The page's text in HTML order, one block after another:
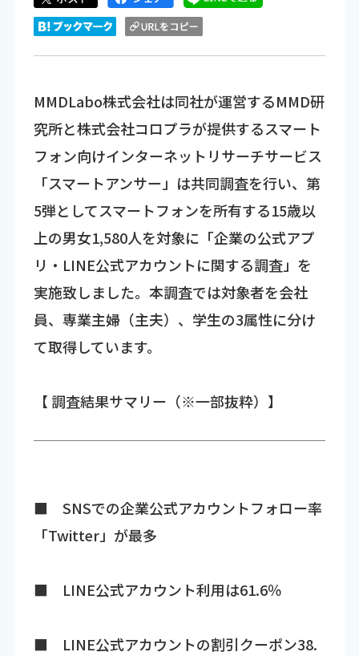
MMDLabo株式会社は同社が運営するMMD研
究所と株式会社コロプラが提供するスマート
フォン向けインターネットリサーチサービス
「スマートアンサー」は共同調査を行い、第
5弾としてスマートフォンを所有する15歳以
上の男女1,580人を対象に「企業の公式アプ
リ・LINE公式アカウントに関する調査」を
実施致しました。本調査では対象者を会社
員、専業主婦（主夫）、学生の3属性に分け
て取得しています。
【 調査結果サマリー（※一部抜粋）】
■ SNSでの企業公式アカウントフォロー率
「Twitter」が最多
■ LINE公式アカウント利用は61.6％
■ LINE公式アカウントの割引クーポン38.